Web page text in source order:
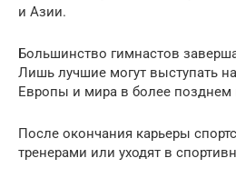
и Азии.
Большинство гимнастов
Лишь лучшие могут выступать
Европы и мира в более позднем
После окончания карьеры
тренерами или уходят в